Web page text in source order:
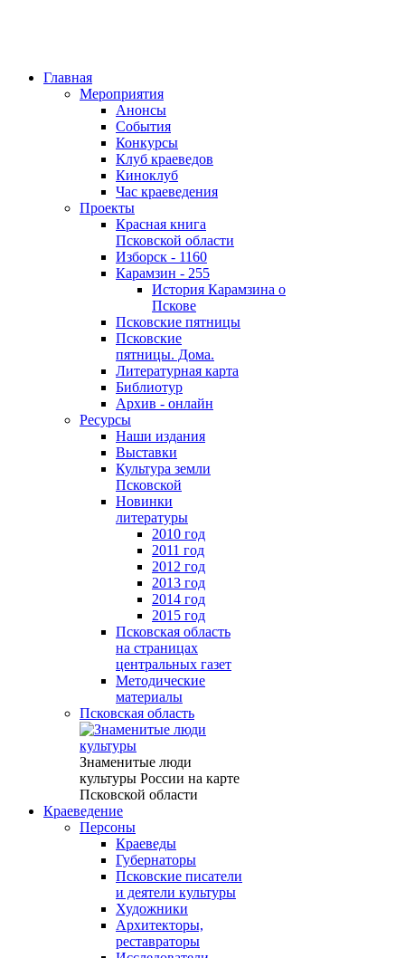
Главная
Мероприятия
Анонсы
События
Конкурсы
Клуб краеведов
Киноклуб
Час краеведения
Проекты
Красная книга
Псковской области
Изборск - 1160
Карамзин - 255
История Карамзина о
Пскове
Псковские пятницы
Псковские
пятницы. Дома.
Литературная карта
Библиотур
Архив - онлайн
Ресурсы
Наши издания
Выставки
Культура земли
Псковской
Новинки
литературы
2010 год
2011 год
2012 год
2013 год
2014 год
2015 год
Псковская область
на страницах
центральных газет
Методические
материалы
Псковская область
Знаменитые люди
культуры России на карте
Псковской области
Краеведение
Персоны
Краеведы
Губернаторы
Псковские писатели
и деятели культуры
Художники
Архитекторы,
реставраторы